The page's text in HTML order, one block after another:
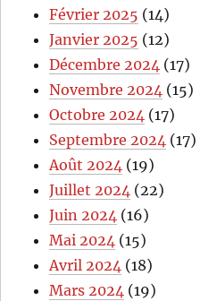
Février 2025 (14)
Janvier 2025 (12)
Décembre 2024 (17)
Novembre 2024 (15)
Octobre 2024 (17)
Septembre 2024 (17)
Août 2024 (19)
Juillet 2024 (22)
Juin 2024 (16)
Mai 2024 (15)
Avril 2024 (18)
Mars 2024 (19)